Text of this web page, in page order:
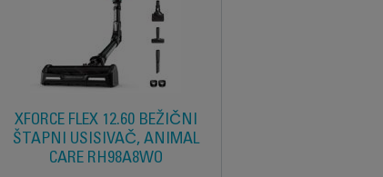
XFORCE FLEX 12.60 BEŽIČNI
ŠTAPNI USISIVAČ, ANIMAL
CARE RH98A8WO